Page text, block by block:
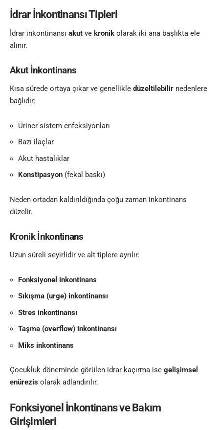
İdrar İnkontinansı Tipleri
İdrar inkontinansı akut ve kronik olarak iki ana başlıkta ele
alınır.
Akut İnkontinans
Kısa sürede ortaya çıkar ve genellikle düzeltilebilir nedenlere
bağlıdır:
Üriner sistem enfeksiyonları
Bazı ilaçlar
Akut hastalıklar
Konstipasyon (fekal baskı)
Neden ortadan kaldırıldığında çoğu zaman inkontinans
düzelir.
Kronik İnkontinans
Uzun süreli seyirlidir ve alt tiplere ayrılır:
Fonksiyonel inkontinans
Sıkışma (urge) inkontinansı
Stres inkontinansı
Taşma (overflow) inkontinansı
Miks inkontinans
Çocukluk döneminde görülen idrar kaçırma ise gelişimsel
enürezis olarak adlandırılır.
Fonksiyonel İnkontinans ve Bakım
Girişimleri